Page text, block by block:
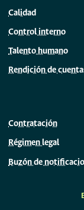
Calidad
Control interno
Talento humano
Rendición de
Contratación
Régimen legal
Buzón de